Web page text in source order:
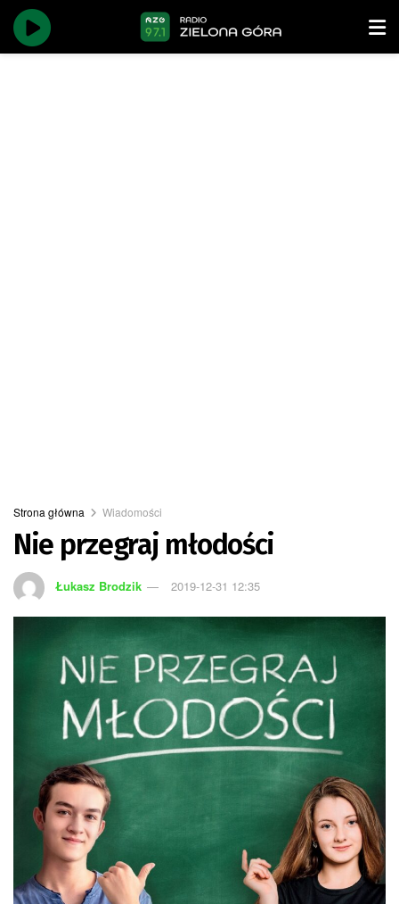
Strona główna Wiadomości
Nie przegraj młodości
Łukasz Brodzik 2019-12-31 12:35